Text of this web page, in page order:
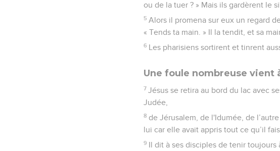
ou de la tuer ? » Mais ils gardèrent le
5 Alors il promena sur eux un regard
« Tends ta main. » Il la tendit, et sa
6 Les pharisiens sortirent et tinrent
Une foule nombreuse vient
7 Jésus se retira au bord du lac avec
Judée,
8 de Jérusalem, de l'Idumée, de
lui car elle avait appris tout ce qu’il
9 Il dit à ses disciples de tenir toujours